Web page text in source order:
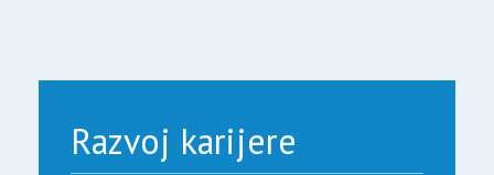
Razvoj karijere